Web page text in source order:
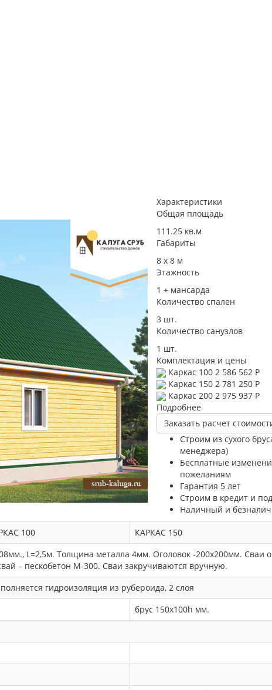
Характеристики
Общая площадь
111.25 кв.м
Габариты
8 х 8​ м
Этажность
1 + мансарда
Количество спален
3 шт.
Количество санузлов
1 шт.
Комплектация и цены
Каркас 100 2 586 562 Р
Каркас 150 2 781 250 Р
Каркас 200 2 975 937 Р
Подробнее
Заказать расчет
Строим из сухого
менеджера)
Бесплатные
пожеланиям
Гарантия 5 лет
Строим в кредит и
Наличный и
100 КАРКАС 150
L=2,5м. Толщина металла 4мм. Оголовок -200х200мм.
– пескобетон М-300. Сваи закручиваются вручную.
гидроизоляция из рубероида, 2 слоя
брус 150х100h мм.